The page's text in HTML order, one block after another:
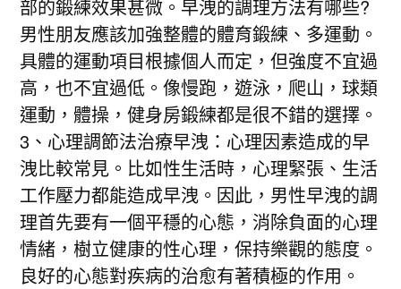
部的鍛練效果甚微。早洩的調理方法有哪些?
男性朋友應該加強整體的體育鍛練、多運動。
具體的運動項目根據個人而定，但強度不宜過
高，也不宜過低。像慢跑，遊泳，爬山，球類
運動，體操，健身房鍛練都是很不錯的選擇。
3、心理調節法治療早洩：心理因素造成的早
洩比較常見。比如性生活時，心理緊張、生活
工作壓力都能造成早洩。因此，男性早洩的調
理首先要有一個平穩的心態，消除負面的心理
情緒，樹立健康的性心理，保持樂觀的態度。
良好的心態對疾病的治愈有著積極的作用。